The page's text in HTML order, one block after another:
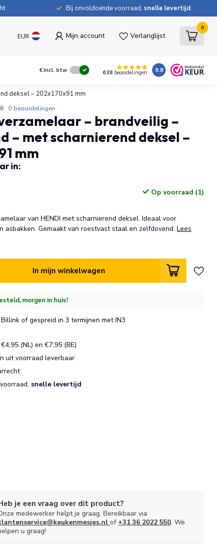
Bij onvoldoende voorraad, snelle levertijd
EUR Mijn account Verlanglijst
0
€Incl. btw 638 beoordelingen 9.8
deksel – 202x170x91 mm
0 beoordelingen
– brandveilig –
– met scharnierend deksel –
mm
in:
Op voorraad (1)
van HENDI met scharnierend deksel. Ideaal voor
asbakken. Gemaakt van roestvast staal en zelfdovend.Lees
In mijn winkelwagen
morgen in huis!
of gespreid in 3 termijnen met IN3
(NL) en €7,95 (BE)
uit voorraad leverbaar
snelle levertijd
je een vraag over dit product?
medewerker helpt je graag. Bereikbaar via
of +31 36 2022 550. We
u graag!